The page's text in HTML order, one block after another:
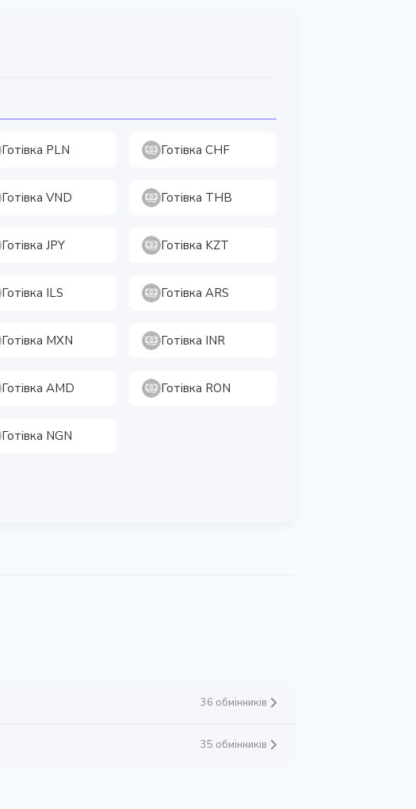
Готівка PLN Готівка CHF
Готівка VND Готівка THB
Готівка JPY Готівка KZT
Готівка ILS Готівка ARS
Готівка MXN Готівка INR
Готівка AMD Готівка RON
Готівка NGN
36 обмінників
35 обмінників